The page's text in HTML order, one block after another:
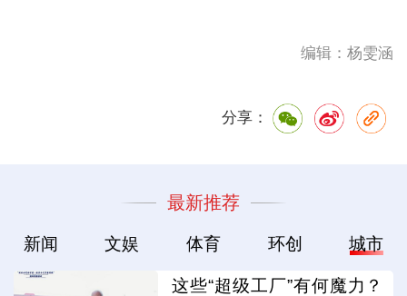
编辑：杨雯涵
分享：
最新推荐
新闻 文娱 体育 环创 城市
这些“超级工厂”有何魔力？